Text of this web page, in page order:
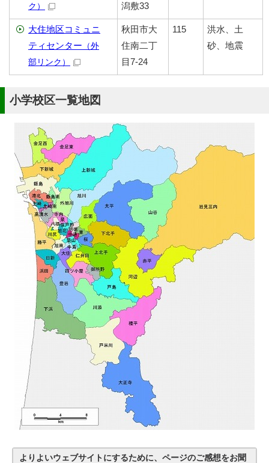
ク）
潟敷33
大住地区コミュニ
ティセンター （外
部リンク）
秋田市大
住南二丁
目7-24
115
洪水、土
砂、地震
小学校区一覧地図
よりよいウェブサイトにするために、ページのご感想をお聞